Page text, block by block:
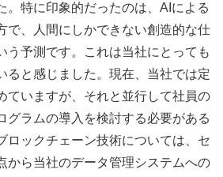
。特に印象的だったのは、AIによる
で、人間にしかできない創造的な仕
う予測です。これは当社にとっても
ると感じました。現在、当社では定
ていますが、それと並行して社員の
グラムの導入を検討する必要がある
ロックチェーン技術については、セ
から当社のデータ管理システムへの